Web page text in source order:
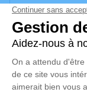
vos
anecdote ou
poèmes ou des
d'expression
PAVILLON.